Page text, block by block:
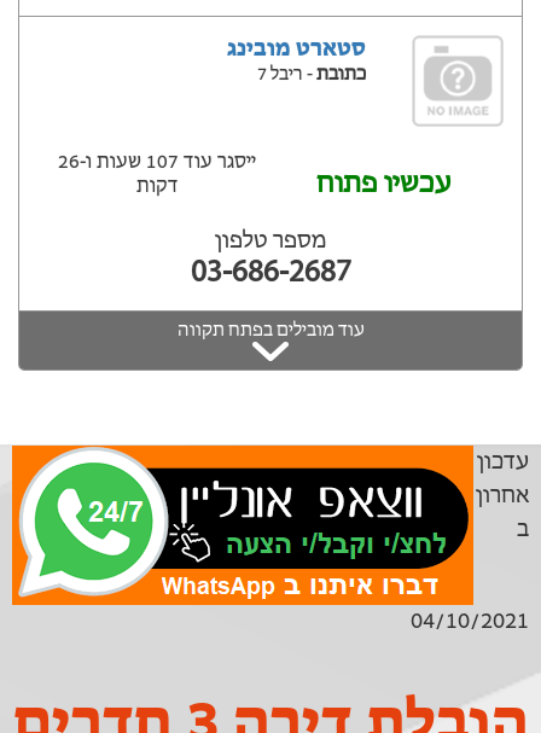
סטארט מובינג
כתובת- ריבל 7
עכשיו פתוח
ייסגר עוד 107 שעות ‫ו-26
דקות
מספר טלפון
03-686-2687
עוד מובילים בפתח תקווה
עדכון
אחרון
ב
04/10/2021